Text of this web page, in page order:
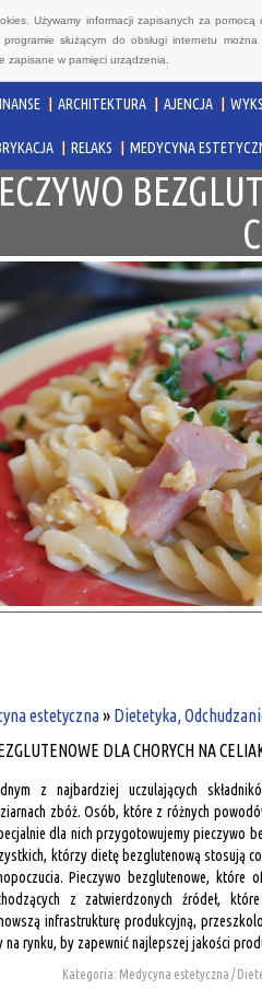
Używamy informacji zapisanych za
służącym do obsługi internetu
w pamięci urządzenia.
ARCHITEKTURA AJENCJA
RELAKS MEDYCYNA
estetyczna» Dietetyka,
DLA CHORYCH NA
z najbardziej uczulających
zbóż. Osób, które z różnych
dla nich przygotowujemy pieczywo
którzy dietę bezglutenową stosują
Pieczywo bezglutenowe, które
z zatwierdzonych źródeł,
infrastrukturę produkcyjną,
na rynku, by zapewnić najlepszej jakości
Kategoria: Medycyna estetyczna /